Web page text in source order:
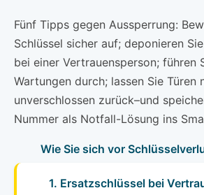
Fünf Tipps gegen Aussperrung:
Schlüssel sicher auf; deponieren
bei einer Vertrauensperson; führen
Wartungen durch; lassen Sie Türen
unverschlossen zurück–und
Nummer als Notfall-Lösung ins
Wie Sie sich vor
1. Ersatzschlüssel bei